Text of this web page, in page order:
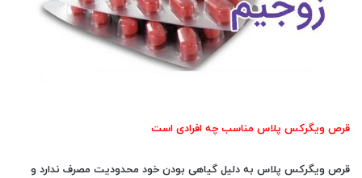
قرص ویگرکس پلاس مناسب چه افرادی است
قرص ویگرکس پلاس به دلیل گیاهی بودن خود محدودیت مصرف ندارد و